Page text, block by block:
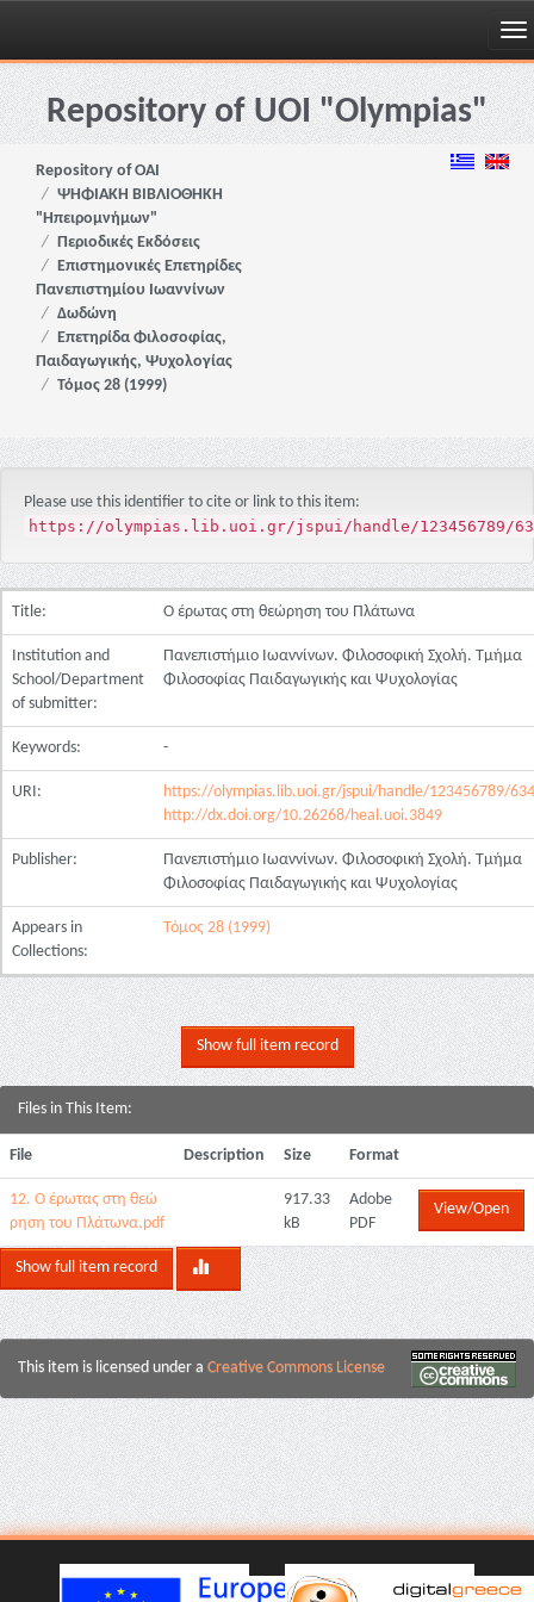
Skip
navigationRepository of UOI "Olympias"
Repository of OAI
ΨΗΦΙΑΚΗ ΒΙΒΛΙΟΘΗΚΗ
"Ηπειρομνήμων"
Περιοδικές Εκδόσεις
Επιστημονικές Επετηρίδες
Πανεπιστημίου Ιωαννίνων
Δωδώνη
Επετηρίδα Φιλοσοφίας,
Παιδαγωγικής, Ψυχολογίας
Τόμος 28 (1999)
Please use this identifier to cite or link to this item:
https://olympias.lib.uoi.gr/jspui/handle/123456789/
Title: Ο έρωτας στη θεώρηση του Πλάτωνα
Institution and
School/Department
of submitter:
Πανεπιστήμιο Ιωαννίνων. Φιλοσοφική Σχολή. Τμήμα
Φιλοσοφίας Παιδαγωγικής και Ψυχολογίας
Keywords: -
URI:
https://olympias.lib.uoi.gr/jspui/handle/123456789/
http://dx.doi.org/10.26268/heal.uoi.3849
Publisher:
Πανεπιστήμιο Ιωαννίνων. Φιλοσοφική Σχολή. Τμήμα
Φιλοσοφίας Παιδαγωγικής και Ψυχολογίας
Appears in
Collections:
Τόμος 28 (1999)
Show full item record
Files in This Item:
File Description Size Format
12. Ο έρωτας στη θεώ
ρηση του Πλάτωνα.pdf
917.33
kB
Adobe
PDF
View/Open
Show full item record
This item is licensed under a Creative Commons License